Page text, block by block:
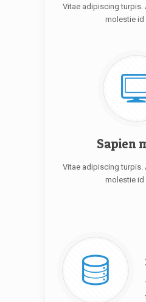
Vitae adipiscing turpis.
molestie id
Sapien
Vitae adipiscing turpis.
molestie id